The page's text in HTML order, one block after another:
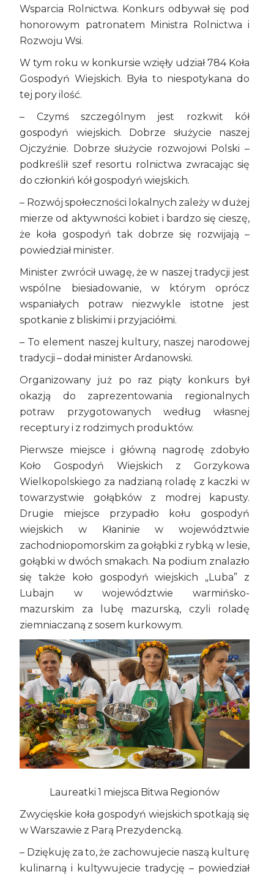
Wsparcia Rolnictwa. Konkurs odbywał się pod
honorowym patronatem Ministra Rolnictwa i
Rozwoju Wsi.
W tym roku w konkursie wzięły udział 784 Koła
Gospodyń Wiejskich. Była to niespotykana do
tej pory ilość.
– Czymś szczególnym jest rozkwit kół
gospodyń wiejskich. Dobrze służycie naszej
Ojczyźnie. Dobrze służycie rozwojowi Polski –
podkreślił szef resortu rolnictwa zwracając się
do członkiń kół gospodyń wiejskich.
– Rozwój społeczności lokalnych zależy w dużej
mierze od aktywności kobiet i bardzo się cieszę,
że koła gospodyń tak dobrze się rozwijają –
powiedział minister.
Minister zwrócił uwagę, że w naszej tradycji jest
wspólne biesiadowanie, w którym oprócz
wspaniałych potraw niezwykle istotne jest
spotkanie z bliskimi i przyjaciółmi.
– To element naszej kultury, naszej narodowej
tradycji – dodał minister Ardanowski.
Organizowany już po raz piąty konkurs był
okazją do zaprezentowania regionalnych
potraw przygotowanych według własnej
receptury i z rodzimych produktów.
Pierwsze miejsce i główną nagrodę zdobyło
Koło Gospodyń Wiejskich z Gorzykowa
Wielkopolskiego za nadzianą roladę z kaczki w
towarzystwie gołąbków z modrej kapusty.
Drugie miejsce przypadło kołu gospodyń
wiejskich w Kłaninie w województwie
zachodniopomorskim za gołąbki z rybką w lesie,
gołąbki w dwóch smakach. Na podium znalazło
się także koło gospodyń wiejskich „Luba” z
Lubajn w województwie warmińsko-
mazurskim za lubę mazurską, czyli roladę
ziemniaczaną z sosem kurkowym.
Laureatki 1 miejsca Bitwa Regionów
Zwycięskie koła gospodyń wiejskich spotkają się
w Warszawie z Parą Prezydencką.
– Dziękuję za to, że zachowujecie naszą kulturę
kulinarną i kultywujecie tradycję – powiedział